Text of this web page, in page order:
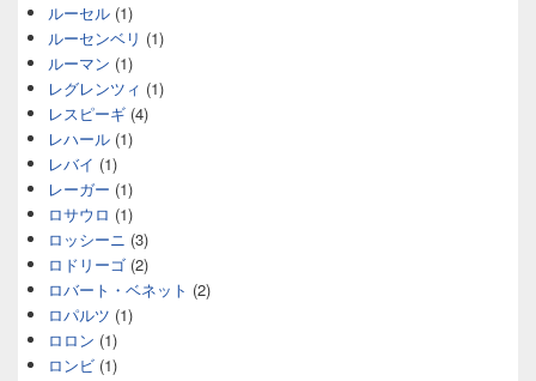
ルーセル (1)
ルーセンベリ (1)
ルーマン (1)
レグレンツィ (1)
レスピーギ (4)
レハール (1)
レバイ (1)
レーガー (1)
ロサウロ (1)
ロッシーニ (3)
ロドリーゴ (2)
ロバート・ベネット (2)
ロパルツ (1)
ロロン (1)
ロンビ (1)